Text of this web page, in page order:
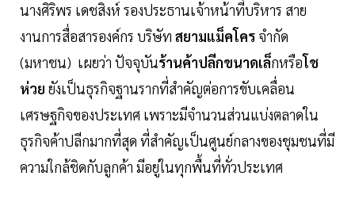
นางศิริพร เดชสิงห์ รองประธานเจ้าหน้าที่บริหาร สาย
งานการสื่อสารองค์กร บริษัท สยามแม็คโคร จำกัด
(มหาชน) เผยว่า ปัจจุบันร้านค้าปลีกขนาดเล็กหรือโช
ห่วย ยังเป็นธุรกิจฐานรากที่สำคัญต่อการขับเคลื่อน
เศรษฐกิจของประเทศ เพราะมีจำนวนส่วนแบ่งตลาดใน
ธุรกิจค้าปลีกมากที่สุด ที่สำคัญเป็นศูนย์กลางของชุมชนที่มี
ความใกล้ชิดกับลูกค้า มีอยู่ในทุกพื้นที่ทั่วประเทศ